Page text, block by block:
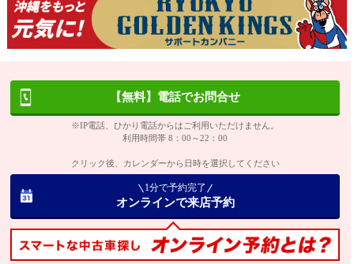
【無料】電話でお問合せ
※IP電話、ひかり電話からはご利用いただけません。
利用時間帯 8：00～22：00
クリック後、カレンダーから日時を選択してください
1分で予約完了
オンラインで来店予約